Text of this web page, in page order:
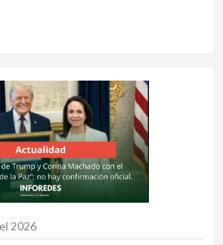
2026